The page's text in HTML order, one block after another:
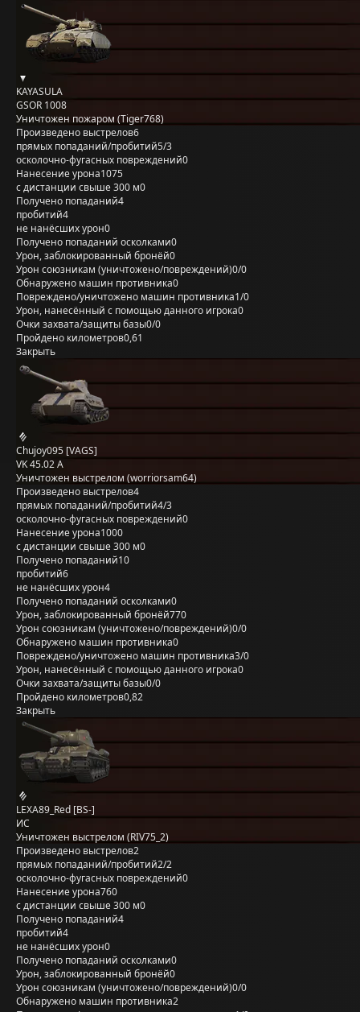
KAYASULA
GSOR 1008
Уничтожен пожаром (Tiger768)
Произведено выстрелов6
прямых попаданий/пробитий5/3
осколочно-фугасных повреждений0
Нанесение урона1075
с дистанции свыше 300 м0
Получено попаданий4
пробитий4
не нанёсших урон0
Получено попаданий осколками0
Урон, заблокированный бронёй0
Урон союзникам (уничтожено/повреждений)0/0
Обнаружено машин противника0
Повреждено/уничтожено машин противника1/0
Урон, нанесённый с помощью данного игрока0
Очки захвата/защиты базы0/0
Пройдено километров0,61
Закрыть
Chujoy095 [VAGS]
VK 45.02 A
Уничтожен выстрелом (worriorsam64)
Произведено выстрелов4
прямых попаданий/пробитий4/3
осколочно-фугасных повреждений0
Нанесение урона1000
с дистанции свыше 300 м0
Получено попаданий10
пробитий6
не нанёсших урон4
Получено попаданий осколками0
Урон, заблокированный бронёй770
Урон союзникам (уничтожено/повреждений)0/0
Обнаружено машин противника0
Повреждено/уничтожено машин противника3/0
Урон, нанесённый с помощью данного игрока0
Очки захвата/защиты базы0/0
Пройдено километров0,82
Закрыть
LEXA89_Red [BS-]
ИС
Уничтожен выстрелом (RIV75_2)
Произведено выстрелов2
прямых попаданий/пробитий2/2
осколочно-фугасных повреждений0
Нанесение урона760
с дистанции свыше 300 м0
Получено попаданий4
пробитий4
не нанёсших урон0
Получено попаданий осколками0
Урон, заблокированный бронёй0
Урон союзникам (уничтожено/повреждений)0/0
Обнаружено машин противника2